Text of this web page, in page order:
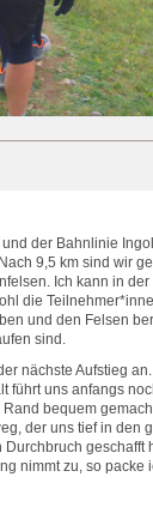
der Bahnlinie
9,5 km sind wir
Ich kann in
die
und den Felsen
sind.
nächste Aufstieg
führt uns anfangs
bequem
der uns tief in den
geschafft
nimmt zu, so packe